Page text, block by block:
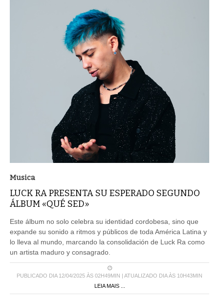
Musica
LUCK RA PRESENTA SU ESPERADO SEGUNDO
ÁLBUM «QUÉ SED»
Este álbum no solo celebra su identidad cordobesa, sino que
expande su sonido a ritmos y públicos de toda América Latina y
lo lleva al mundo, marcando la consolidación de Luck Ra como
un artista maduro y consagrado.
PUBLICADO DIA 12/04/2025 ÀS 02H49MIN | ATUALIZADO DIA ÀS 10H43MIN
LEIA MAIS ...